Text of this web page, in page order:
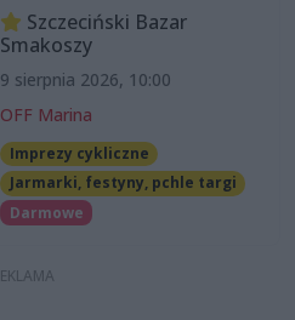
Szczeciński Bazar
Smakoszy
9 sierpnia 2026, 10:00
OFF Marina
Imprezy cykliczne
Jarmarki, festyny, pchle targi
Darmowe